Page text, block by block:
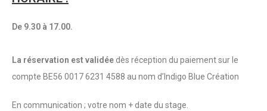
De 9.30 à 17.00.
La réservation est validée dès réception du paiement sur le
compte BE56 0017 6231 4588 au nom d’Indigo Blue Création
En communication ; votre nom + date du stage.